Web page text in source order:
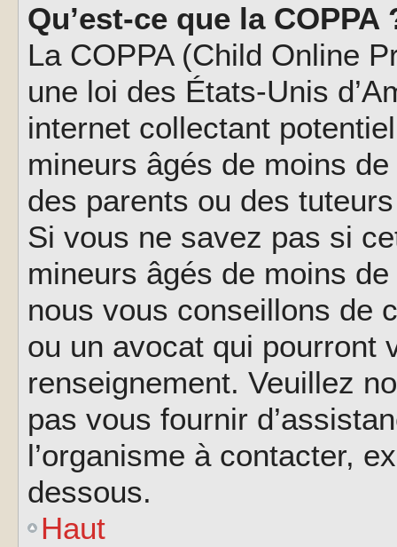
Qu’est-ce que la COPPA
La COPPA (Child Online
une loi des États-Unis
internet collectant
mineurs âgés de moins
des parents ou des
Si vous ne savez pas si
mineurs âgés de moins
nous vous conseillons de
ou un avocat qui pourront
renseignement. Veuillez
pas vous fournir
l’organisme à contacter,
dessous.
Haut